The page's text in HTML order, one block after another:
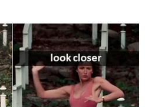
นต์ เราสามารถทำได้โดยการใช้
ำความสะอาดและน้ำเปล่ามาผสม
งจากนั้นใช้แปรงขัดให้สะอาด แล้ว
าะที่นั่งก็จะสะอาดปราศจากรอยฝุ่น